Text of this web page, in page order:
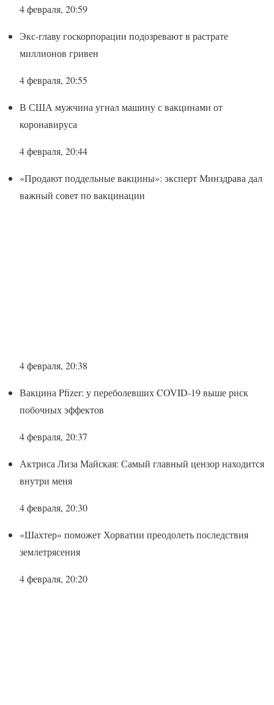
4 февраля, 20:59
Экс-главу госкорпорации подозревают в растрате
миллионов гривен
4 февраля, 20:55
В США мужчина угнал машину с вакцинами от
коронавируса
4 февраля, 20:44
«Продают поддельные вакцины»: эксперт Минздрава дал
важный совет по вакцинации
4 февраля, 20:38
Вакцина Pfizer: у переболевших COVID-19 выше риск
побочных эффектов
4 февраля, 20:37
Актриса Лиза Майская: Самый главный цензор находится
внутри меня
4 февраля, 20:30
«Шахтер» поможет Хорватии преодолеть последствия
землетрясения
4 февраля, 20:20